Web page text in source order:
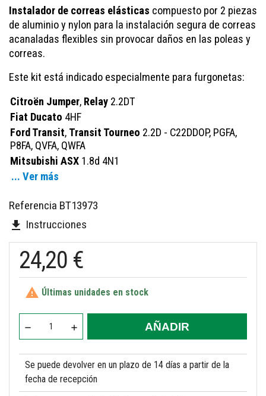
Instalador de correas elásticas compuesto por 2 piezas
de aluminio y nylon para la instalación segura de correas
acanaladas flexibles sin provocar daños en las poleas y
correas.
Este kit está indicado especialmente para furgonetas:
Citroën Jumper, Relay 2.2DT
Fiat Ducato 4HF
Ford Transit, Transit Tourneo 2.2D - C22DDOP, PGFA,
P8FA, QVFA, QWFA
Mitsubishi ASX 1.8d 4N1
... Ver más
Referencia BT13973
file_download Instrucciones
24,20 €
 Últimas unidades en stock
AÑADIR
Se puede devolver en un plazo de 14 días a partir de la
fecha de recepción